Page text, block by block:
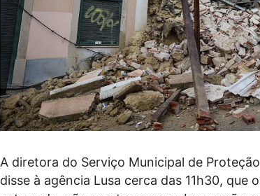
A diretora do Serviço Municipal de
disse à agência Lusa cerca das 11h30, que